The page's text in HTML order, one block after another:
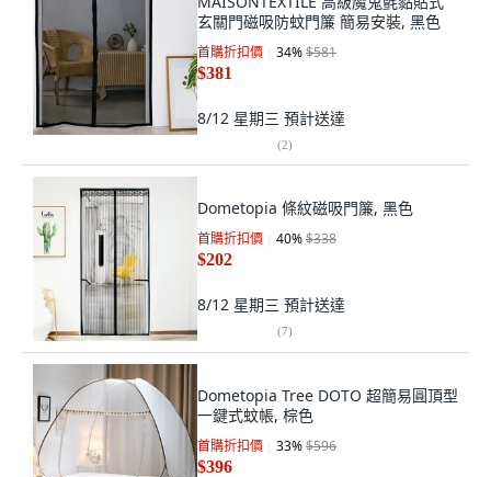
玄關門磁吸防蚊門簾 簡易安裝, 黑色
首購折扣價 34%$581
$381
8/12 星期三 預計送達
(2)
Dometopia 條紋磁吸門簾, 黑色
首購折扣價 40%$338
$202
8/12 星期三 預計送達
(7)
Dometopia Tree DOTO 超簡易圓頂型
一鍵式蚊帳, 棕色
首購折扣價 33%$596
$396